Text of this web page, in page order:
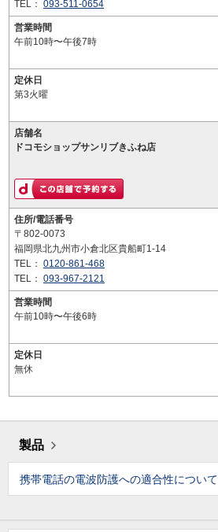
TEL： 093-511-0654
営業時間
午前10時〜午後7時
定休日
第3火曜
店舗名
ドコモショップサンリブきふね店
住所/電話番号
〒802-0073
福岡県北九州市小倉北区貴船町1-14
TEL： 0120-861-468
TEL： 093-967-2121
営業時間
午前10時〜午後6時
定休日
無休
製品
携帯電話の電波防護への適合性について